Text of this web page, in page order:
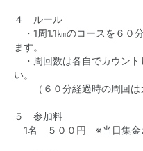
４ ルール
・1周1.1㎞のコースを６０
ます。
・周回数は各自でカウント
い。
（６０分経過時の周回は
５ 参加料
1名 ５００円 ※当日集金